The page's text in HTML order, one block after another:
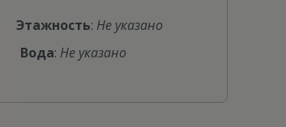
Этажность: Не указано
Вода: Не указано